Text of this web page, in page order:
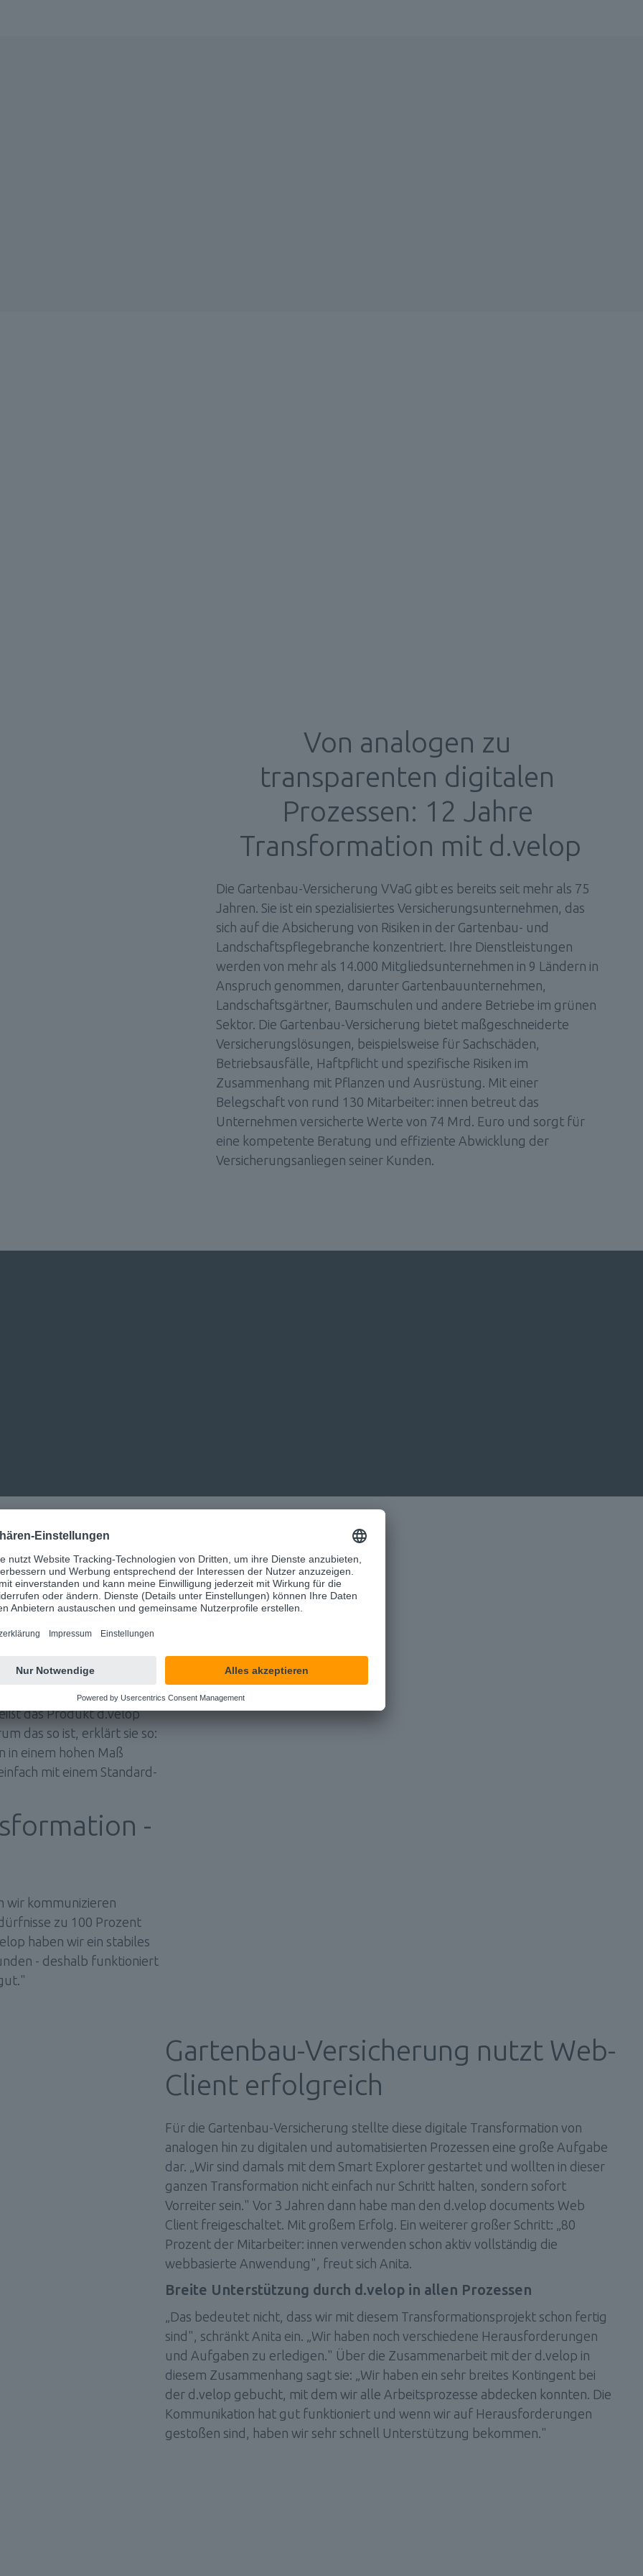
Von analogen zu
transparenten digitalen
Prozessen: 12 Jahre
Transformation mit d.velop
Die Gartenbau-Versicherung VVaG gibt es bereits seit mehr als 75
Jahren. Sie ist ein spezialisiertes Versicherungsunternehmen, das
sich auf die Absicherung von Risiken in der Gartenbau- und
Landschaftspflegebranche konzentriert. Ihre Dienstleistungen
werden von mehr als 14.000 Mitgliedsunternehmen in 9 Ländern in
Anspruch genommen, darunter Gartenbauunternehmen,
Landschaftsgärtner, Baumschulen und andere Betriebe im grünen
Sektor. Die Gartenbau-Versicherung bietet maßgeschneiderte
Versicherungslösungen, beispielsweise für Sachschäden,
Betriebsausfälle, Haftpflicht und spezifische Risiken im
Zusammenhang mit Pflanzen und Ausrüstung. Mit einer
Belegschaft von rund 130 Mitarbeiter: innen betreut das
Unternehmen versicherte Werte von 74 Mrd. Euro und sorgt für
eine kompetente Beratung und effiziente Abwicklung der
Versicherungsanliegen seiner Kunden.
muss
den Software-Produkten
Explorer
der Gartenbau-
das Produkt d.velop
das so ist, erklärt sie so:
in einem hohen Maß
mit einem Standard-
-
wir kommunizieren
zu 100 Prozent
haben wir ein stabiles
- deshalb funktioniert
Gartenbau-Versicherung nutzt Web-
Client erfolgreich
Für die Gartenbau-Versicherung stellte diese digitale Transformation von
analogen hin zu digitalen und automatisierten Prozessen eine große Aufgabe
dar. „Wir sind damals mit dem Smart Explorer gestartet und wollten in dieser
ganzen Transformation nicht einfach nur Schritt halten, sondern sofort
Vorreiter sein." Vor 3 Jahren dann habe man den d.velop documents Web
Client freigeschaltet. Mit großem Erfolg. Ein weiterer großer Schritt: „80
Prozent der Mitarbeiter: innen verwenden schon aktiv vollständig die
webbasierte Anwendung", freut sich Anita.
Breite Unterstützung durch d.velop in allen Prozessen
„Das bedeutet nicht, dass wir mit diesem Transformationsprojekt schon fertig
sind", schränkt Anita ein. „Wir haben noch verschiedene Herausforderungen
und Aufgaben zu erledigen." Über die Zusammenarbeit mit der d.velop in
diesem Zusammenhang sagt sie: „Wir haben ein sehr breites Kontingent bei
der d.velop gebucht, mit dem wir alle Arbeitsprozesse abdecken konnten. Die
Kommunikation hat gut funktioniert und wenn wir auf Herausforderungen
gestoßen sind, haben wir sehr schnell Unterstützung bekommen."